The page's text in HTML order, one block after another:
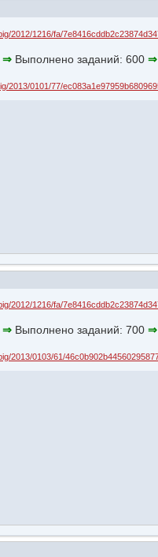
⇒ Выполнено заданий: 600 ⇒
⇒ Выполнено заданий: 700 ⇒